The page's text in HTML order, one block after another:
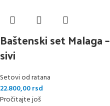
Baštenski set Malaga –
sivi
Setovi od ratana
22.800,00rsd
Pročitajte još